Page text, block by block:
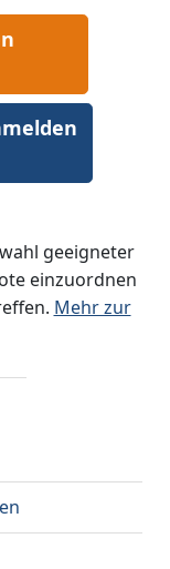
geeigneter
einzuordnen
Mehr zur